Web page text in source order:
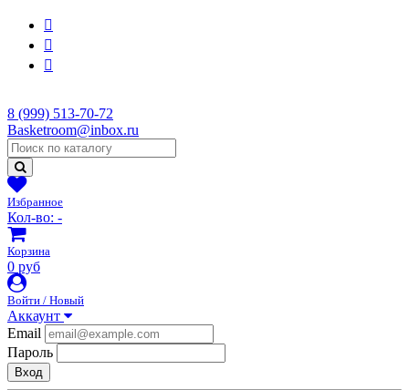
8 (999) 513-70-72
Basketroom@inbox.ru
Избранное
Кол-во: -
Корзина
0 руб
Войти / Новый
Аккаунт
Email
Пароль
Вход